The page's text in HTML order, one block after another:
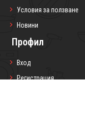
Условия за ползване
Новини
Профил
Вход
Регистрация